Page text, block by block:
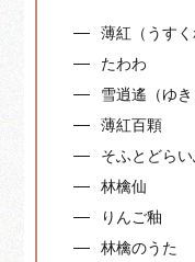
薄紅（うすく
たわわ
雪逍遙（ゆき
薄紅百顆
そふとどら
林檎仙
りんご釉
林檎のうた